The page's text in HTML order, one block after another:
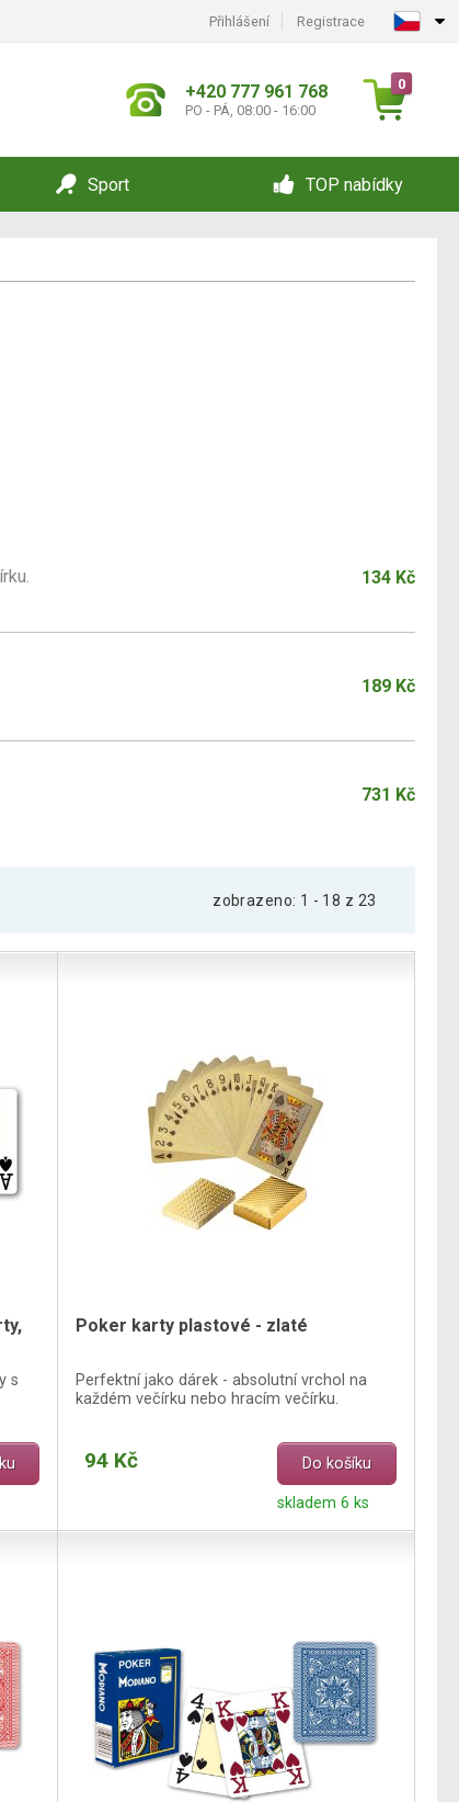
Přihlášení Registrace
+420 777 961 768
PO - PÁ, 08:00 - 16:00
0
Sport TOP nabídky
134 Kč
189 Kč
731 Kč
zobrazeno: 1 - 18 z 23
s
Poker karty plastové - zlaté
Perfektní jako dárek - absolutní vrchol na
každém večírku nebo hracím večírku.
94 Kč Do košíku
skladem 6 ks